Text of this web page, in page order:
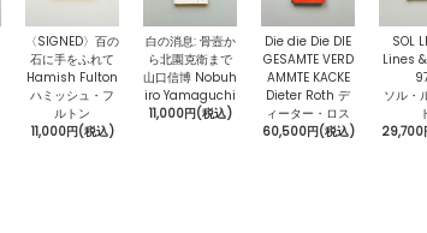
〈SIGNED〉百の
石に手をふれて
Hamish Fulton
ハミッシュ・フ
ルトン
11,000円(税込)
白の消息: 骨壼か
ら北園克衛まで
山口信博 Nobuh
iro Yamaguchi
11,000円(税込)
Die die Die DIE
GESAMTE VERD
AMMTE KACKE
Dieter Roth デ
ィーター・ロス
60,500円(税込)
SOL
Lines
ソル・
29,700